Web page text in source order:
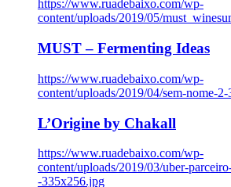
https://www.ruadebaixo.com/wp-
content/uploads/2019/05/
MUST – Fermenting Ideas
https://www.ruadebaixo.com/wp-
content/uploads/2019/04/sem-nome-
L’Origine by Chakall
https://www.ruadebaixo.com/wp-
content/uploads/2019/03/uber-
-335x256.jpg